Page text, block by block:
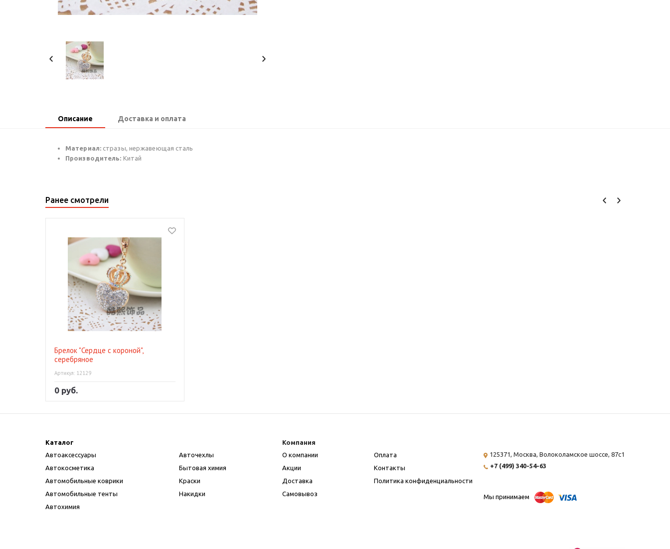
Описание Доставка и оплата
Материал:стразы, нержавеющая сталь
Производитель: Китай
Ранее смотрели
Брелок "Сердце с короной",
серебряное
Артикул: 12129
0 руб.
Каталог
Автоаксессуары
Автокосметика
Автомобильные коврики
Автомобильные тенты
Автохимия
Авточехлы
Бытовая химия
Краски
Накидки
Компания
О компании
Акции
Доставка
Самовывоз
Оплата
Контакты
Политика конфиденциальности
125371, Москва, Волоколамское шоссе, 87с1
+7 (499) 340-54-63
Мы принимаем